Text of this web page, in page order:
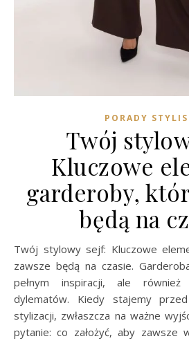
PORADY
Twój
Kluczowe
garderoby,
będą na
Twój stylowy sejf: Kluczowe elementy garderoby, które
zawsze będą na czasie.
pełnym inspiracji, ale również
dylematów. Kiedy stajemy
stylizacji, zwłaszcza na ważne
pytanie: co założyć, aby zawsze